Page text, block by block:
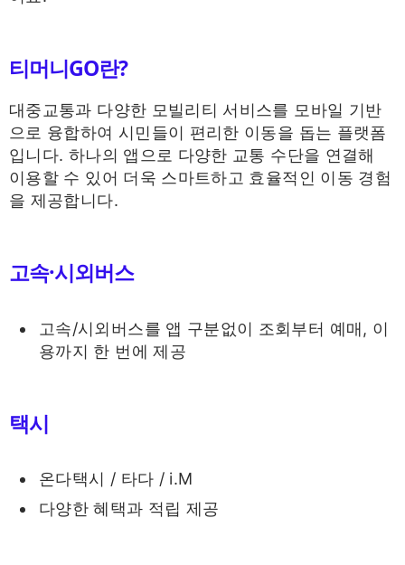
티머니GO란?
대중교통과 다양한 모빌리티 서비스를 모바일 기반
으로 융합하여 시민들이 편리한 이동을 돕는 플랫폼
입니다. 하나의 앱으로 다양한 교통 수단을 연결해
이용할 수 있어 더욱 스마트하고 효율적인 이동 경험
을 제공합니다.
고속·시외버스
고속/시외버스를 앱 구분없이 조회부터 예매, 이
용까지 한 번에 제공
택시
온다택시 / 타다 / i.M
다양한 혜택과 적립 제공